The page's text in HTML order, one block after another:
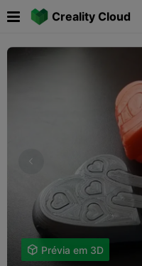
Creality Cloud
 Prévia em 3D